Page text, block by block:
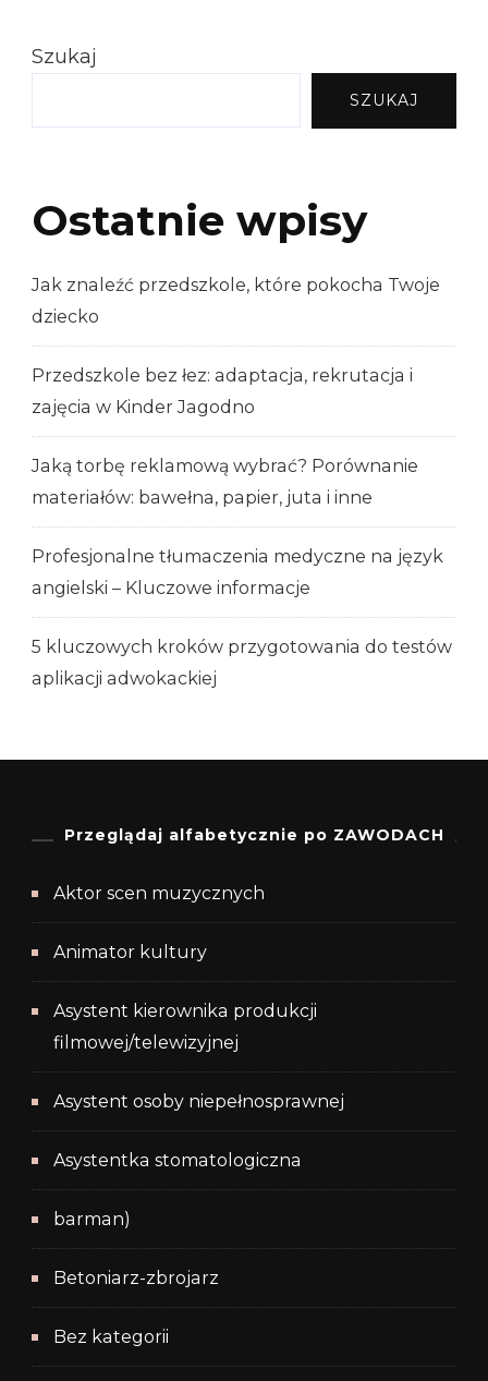
Szukaj
SZUKAJ
Ostatnie wpisy
Jak znaleźć przedszkole, które pokocha Twoje
dziecko
Przedszkole bez łez: adaptacja, rekrutacja i
zajęcia w Kinder Jagodno
Jaką torbę reklamową wybrać? Porównanie
materiałów: bawełna, papier, juta i inne
Profesjonalne tłumaczenia medyczne na język
angielski – Kluczowe informacje
5 kluczowych kroków przygotowania do testów
aplikacji adwokackiej
Przeglądaj alfabetycznie po ZAWODACH
Aktor scen muzycznych
Animator kultury
Asystent kierownika produkcji
filmowej/telewizyjnej
Asystent osoby niepełnosprawnej
Asystentka stomatologiczna
barman)
Betoniarz-zbrojarz
Bez kategorii